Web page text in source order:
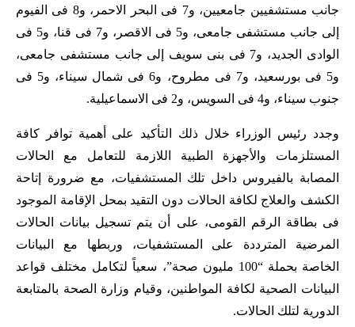
جانب مستشفيين جامعيين، و7 فى البحر الاحمر، و8 فى الفيوم
إلى جانب مستشفى جامعى، و5 فى الاقصر، و7 فى قنا، و5 فى
الوادى الجديد، و7 فى بنى سويف إلى جانب مستشفى جامعى،
و5 فى بورسعيد، و7 فى مطروح، و6 فى شمال سيناء، و5 فى
جنوب سيناء، و4 فى السويس، و2 فى الاسماعيلية.
وجدد رئيس الوزراء خلال ذلك التأكيد على أهمية توافر كافة
المستلزمات والأجهزة الطبية اللازمة للتعامل مع الحالات
المصابة بالفيروس داخل تلك المستشفيات، مع ضرورة إتاحة
الكشف والعلاج لكافة الحالات دون التقيد بمحل الإقامة الموجود
فى بطاقة الرقم القومى، على أن يتم تسجيل بيانات الحالات
المرضية المترددة على المستشفيات، وربطها مع البيانات
الخاصة بحملة “100 مليون صحة”، سعياً لتكامل مختلف قواعد
البيانات الصحية لكافة المواطنين، وقيام وزارة الصحة بالمتابعة
الدورية لتلك الحالات.